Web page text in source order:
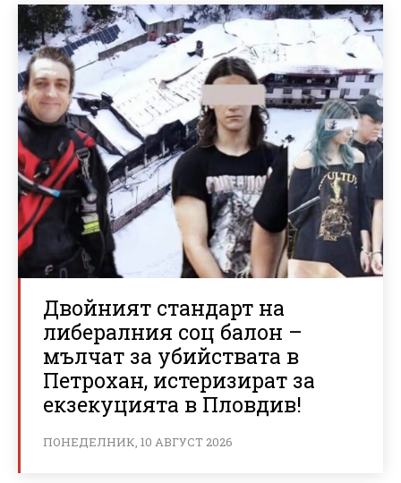
Двойният стандарт на
либералния соц балон –
мълчат за убийствата в
Петрохан, истеризират за
екзекуцията в Пловдив!
ПОНЕДЕЛНИК, 10 АВГУСТ 2026